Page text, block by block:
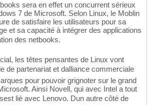
sera en effet un concurrent sérieux
7 de Microsoft. Selon Linux, le Moblin
de satisfaire les utilisateurs pour sa
et sa capacité à intégrer des applications
des netbooks.
les têtes pensantes de Linux vont
de partenariat et dalliance commerciale
pour pouvoir grignoter sur le grand
Ainsi Novell, qui avec Intel a tout
lié avec Lenovo. Dun autre côté de